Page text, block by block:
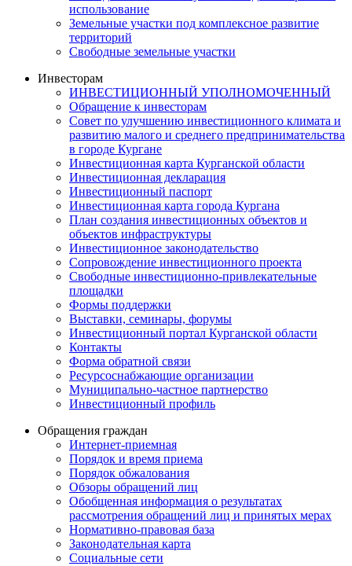
использование
Земельные участки под комплексное развитие
территорий
Свободные земельные участки
Инвесторам
ИНВЕСТИЦИОННЫЙ УПОЛНОМОЧЕННЫЙ
Обращение к инвесторам
Совет по улучшению инвестиционного климата и
развитию малого и среднего предпринимательства
в городе Кургане
Инвестиционная карта Курганской области
Инвестиционная декларация
Инвестиционный паспорт
Инвестиционная карта города Кургана
План создания инвестиционных объектов и
объектов инфраструктуры
Инвестиционное законодательство
Сопровождение инвестиционного проекта
Свободные инвестиционно-привлекательные
площадки
Формы поддержки
Выставки, семинары, форумы
Инвестиционный портал Курганской области
Контакты
Форма обратной связи
Ресурсоснабжающие организации
Муниципально-частное партнерство
Инвестиционный профиль
Обращения граждан
Интернет-приемная
Порядок и время приема
Порядок обжалования
Обзоры обращений лиц
Обобщенная информация о результатах
рассмотрения обращений лиц и принятых мерах
Нормативно-правовая база
Законодательная карта
Социальные сети